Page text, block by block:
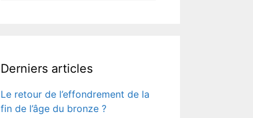
Derniers articles
Le retour de l’effondrement de la
fin de l’âge du bronze ?